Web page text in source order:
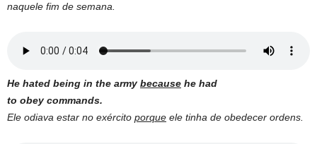
naquele fim de semana.
He hated being in the army because he had
to obey commands.
Ele odiava estar no exército porque ele tinha de obedecer ordens.